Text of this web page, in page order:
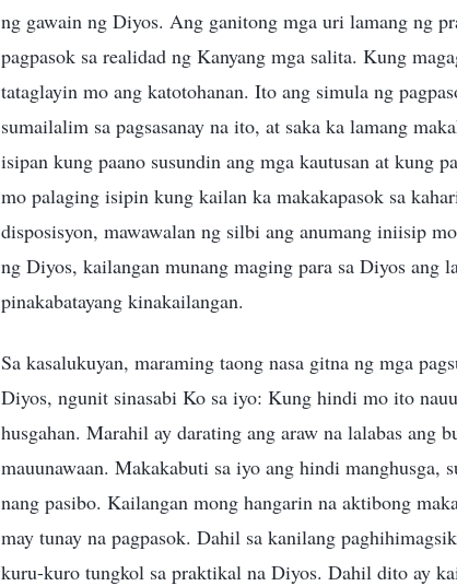
ng gawain ng Diyos. Ang ganitong mga uri lamang ng
pagpasok sa realidad ng Kanyang mga salita. Kung
tataglayin mo ang katotohanan. Ito ang simula ng
sumailalim sa pagsasanay na ito, at saka ka lamang
isipan kung paano susundin ang mga kautusan at kung
mo palaging isipin kung kailan ka makakapasok sa
disposisyon, mawawalan ng silbi ang anumang iniisip
ng Diyos, kailangan munang maging para sa Diyos
pinakabatayang kinakailangan.
Sa kasalukuyan, maraming taong nasa gitna ng mga
Diyos, ngunit sinasabi Ko sa iyo: Kung hindi mo ito
husgahan. Marahil ay darating ang araw na lalabas ang
mauunawaan. Makakabuti sa iyo ang hindi manghusga,
nang pasibo. Kailangan mong hangarin na aktibong
may tunay na pagpasok. Dahil sa kanilang
kuru-kuro tungkol sa praktikal na Diyos. Dahil dito ay